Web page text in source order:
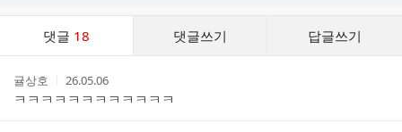
댓글 18 댓글쓰기 답글쓰기
스
작
성
자
귤상호
작
성
간
26.05.06
ㅋㅋㅋㅋㅋㅋㅋㅋㅋㅋㅋㅋ